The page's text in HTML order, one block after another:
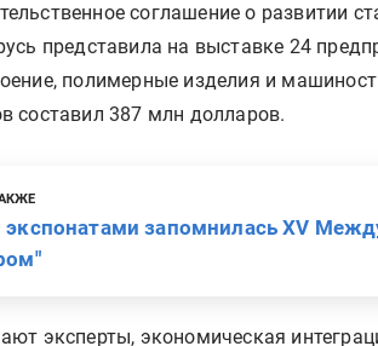
соглашение о развитии
представила на выставке 24
полимерные изделия и
составил 387 млн долларов.
запомнилась XV
эксперты, экономическая